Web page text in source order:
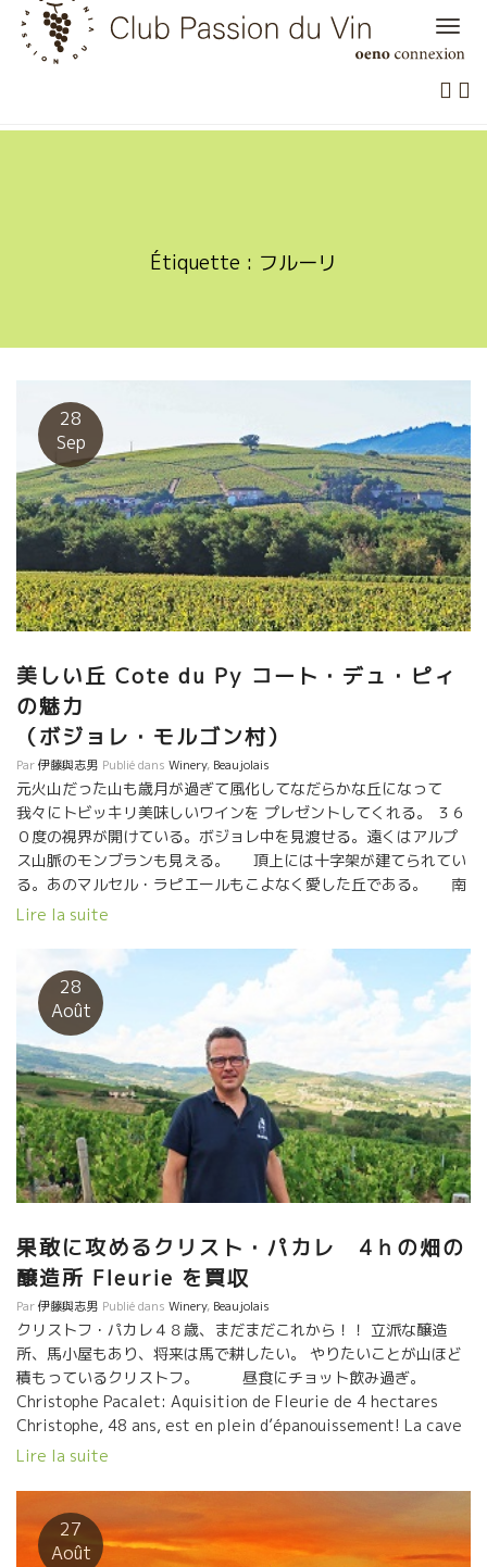
Skip
content
Étiquette : フルーリ
28
Sep
美しい丘 Cote du Py コート・デュ・ピィ
の魅力
（ボジョレ・モルゴン村）
Par伊藤與志男 Publié dans Winery, Beaujolais
元火山だった山も歳月が過ぎて風化してなだらかな丘になって
我々にトビッキリ美味しいワインを プレゼントしてくれる。 ３６
０度の視界が開けている。ボジョレ中を見渡せる。遠くはアルプ
ス山脈のモンブランも見える。 頂上には十字架が建てられてい
る。あのマルセル・ラピエールもこよなく愛した丘である。 南
はリヨン山、コート・ド・ブルイィ、反対側にはモルゴン村、そ
り花崗岩ではなく火山岩が風化してできた黒い硬い石地元の人は
シスト・ブルーと呼んでいる。 ボルカニット・グリという４億年
前の岩石で覆われている。これが特別な風味、ミネラルをワイン
に 与えてくれる。 私は、試飲、試飲の連続で疲れた時は、ここに
来て一休みして、地場のエネルギーを吸収すること にしている。
この丘は心地よい。物凄いエネルギーを感じる。日本ならきっと
神社が建てられているだろう。
Lire la suite
28
Août
果敢に攻めるクリスト・パカレ 4ｈの畑の
醸造所 Fleurie を買収
Par伊藤與志男 Publié dans Winery, Beaujolais
クリストフ・パカレ４８歳、まだまだこれから！！ 立派な醸造
所、馬小屋もあり、将来は馬で耕したい。 やりたいことが山ほど
積もっているクリストフ。 昼食にチョット飲み過ぎ。
Christophe Pacalet: Aquisition de Fleurie de 4 hectares
Christophe, 48 ans, est en plein d’épanouissement! La cave
magnifique, l’ecurie, bientôt cultiver à cheval…. Il a
….?
Lire la suite
27
Août